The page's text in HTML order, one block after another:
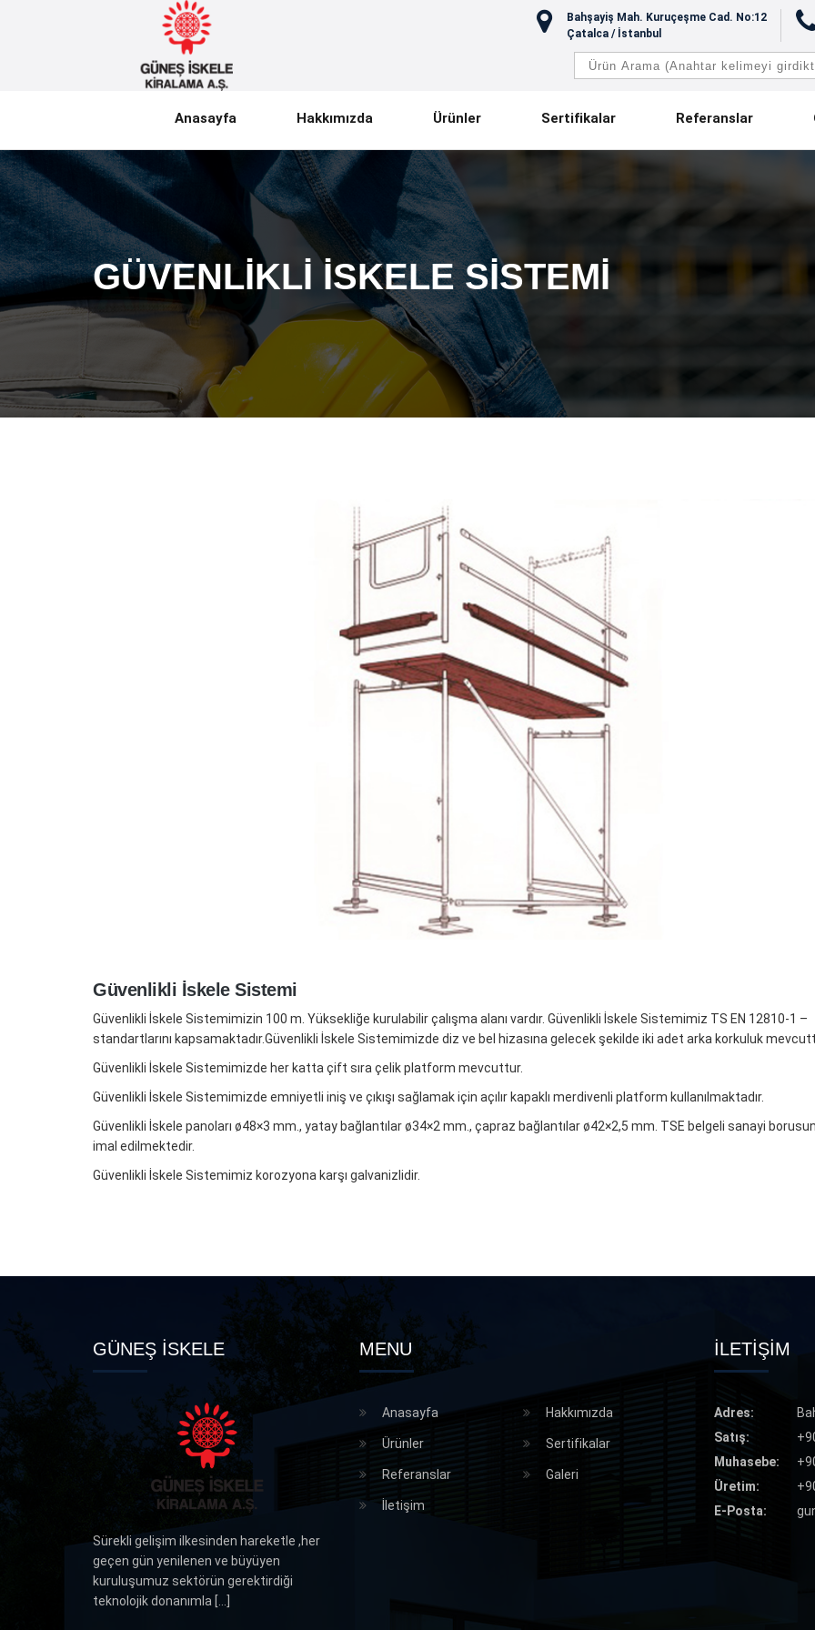
Bahşayiş Mah. Kuruçeşme Cad. No:12
Çatalca / İstanbul
Anasayfa Hakkımızda Ürünler Sertifikalar Referanslar
GÜVENLIKLI İSKELE SISTEMI
Güvenlikli İskele Sistemi
Güvenlikli İskele Sistemimizin 100 m. Yüksekliğe kurulabilir çalışma alanı vardır. Güvenlikli İskele Sistemimiz TS EN 12810-1 –
standartlarını kapsamaktadır.Güvenlikli İskele Sistemimizde diz ve bel hizasına gelecek şekilde iki adet arka korkuluk
Güvenlikli İskele Sistemimizde her katta çift sıra çelik platform mevcuttur.
Güvenlikli İskele Sistemimizde emniyetli iniş ve çıkışı sağlamak için açılır kapaklı merdivenli platform kullanılmaktadır.
Güvenlikli İskele panoları ø48×3 mm., yatay bağlantılar ø34×2 mm., çapraz bağlantılar ø42×2,5 mm. TSE belgeli sanayi
imal edilmektedir.
Güvenlikli İskele Sistemimiz korozyona karşı galvanizlidir.
GÜNEŞ İSKELE
Sürekli gelişim ilkesinden hareketle ,her
geçen gün yenilenen ve büyüyen
kuruluşumuz sektörün gerektirdiği
teknolojik donanımla [...]
MENU
Anasayfa Hakkımızda
Ürünler Sertifikalar
Referanslar Galeri
İletişim
İLETİŞİM
Adres:
Satış:
Muhasebe:
Üretim:
E-Posta: